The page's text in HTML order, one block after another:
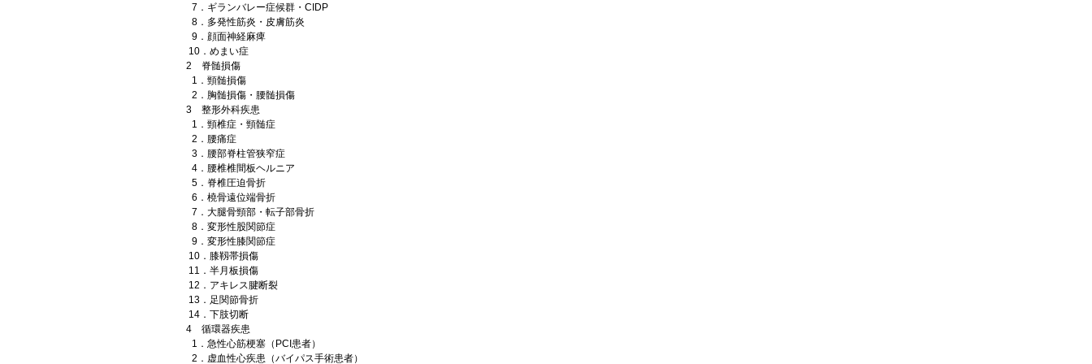
7．ギランバレー症候群・CIDP
8．多発性筋炎・皮膚筋炎
9．顔面神経麻痺
10．めまい症
2 脊髄損傷
1．頸髄損傷
2．胸髄損傷・腰髄損傷
3 整形外科疾患
1．頸椎症・頸髄症
2．腰痛症
3．腰部脊柱管狭窄症
4．腰椎椎間板ヘルニア
5．脊椎圧迫骨折
6．橈骨遠位端骨折
7．大腿骨頸部・転子部骨折
8．変形性股関節症
9．変形性膝関節症
10．膝靱帯損傷
11．半月板損傷
12．アキレス腱断裂
13．足関節骨折
14．下肢切断
4 循環器疾患
1．急性心筋梗塞（PCI患者）
2．虚血性心疾患（バイパス手術患者）